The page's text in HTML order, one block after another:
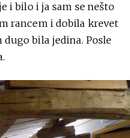
i bilo i ja sam se nešto
rancem i dobila krevet
dugo bila jedina. Posle